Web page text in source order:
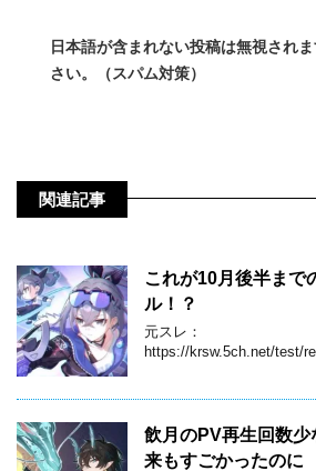
日本語が含まれない投稿は無視され
さい。（スパム対策）
関連記事
これが10月後半まで
ル！？
元スレ：
https://krsw.5ch.net/test/
飲月のPV再生回数
来もすごかったのに